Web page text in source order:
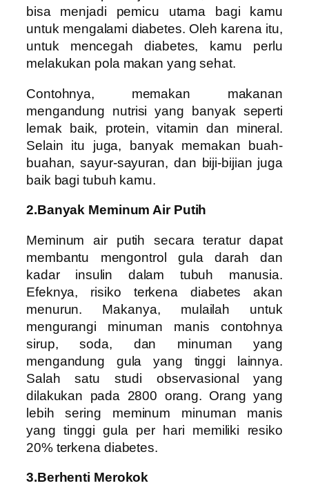
bisa menjadi pemicu utama bagi kamu
untuk mengalami diabetes. Oleh karena itu,
untuk mencegah diabetes, kamu perlu
melakukan pola makan yang sehat.
Contohnya, memakan makanan
mengandung nutrisi yang banyak seperti
lemak baik, protein, vitamin dan mineral.
Selain itu juga, banyak memakan buah-
buahan, sayur-sayuran, dan biji-bijian juga
baik bagi tubuh kamu.
2.Banyak Meminum Air Putih
Meminum air putih secara teratur dapat
membantu mengontrol gula darah dan
kadar insulin dalam tubuh manusia.
Efeknya, risiko terkena diabetes akan
menurun. Makanya, mulailah untuk
mengurangi minuman manis contohnya
sirup, soda, dan minuman yang
mengandung gula yang tinggi lainnya.
Salah satu studi observasional yang
dilakukan pada 2800 orang. Orang yang
lebih sering meminum minuman manis
yang tinggi gula per hari memiliki resiko
20% terkena diabetes.
3.Berhenti Merokok